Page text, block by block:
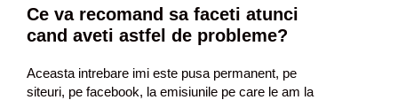
Ce va recomand sa faceti atunci
cand aveti astfel de probleme?
Aceasta intrebare imi este pusa permanent, pe
siteuri, pe facebook, la emisiunile pe care le am la